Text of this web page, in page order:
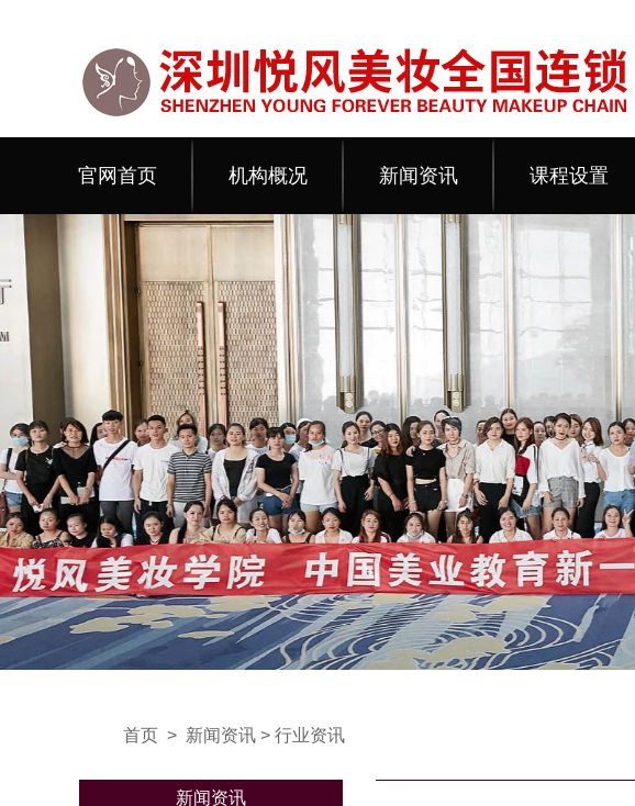
官网首页 机构概况 新闻资讯 课程设置
首页 > 新闻资讯 > 行业资讯
新闻资讯